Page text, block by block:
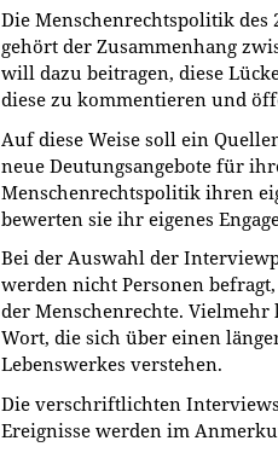
Die Menschenrechtspolitik
gehört der Zusammenhang
will dazu beitragen, diese
diese zu kommentieren und
Auf diese Weise soll ein
neue Deutungsangebote für
Menschenrechtspolitik ihren
bewerten sie ihr eigenes
Bei der Auswahl der
werden nicht Personen
der Menschenrechte.
Wort, die sich über einen
Lebenswerkes verstehen.
Die verschriftlichten
Ereignisse werden im